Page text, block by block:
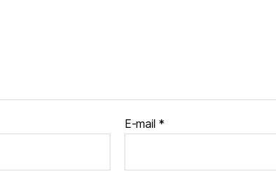
E-mail *